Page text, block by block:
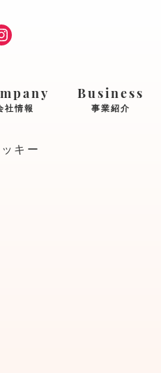
社情報
Business
事業紹介
キー